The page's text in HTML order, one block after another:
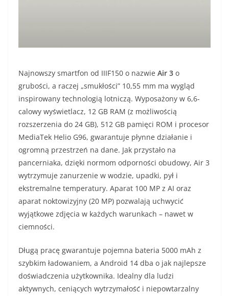
Najnowszy smartfon od IIIF150 o nazwie Air 3 o
grubości, a raczej „smukłości” 10,55 mm ma wygląd
inspirowany technologią lotniczą. Wyposażony w 6,6-
calowy wyświetlacz, 12 GB RAM (z możliwością
rozszerzenia do 24 GB), 512 GB pamięci ROM i procesor
MediaTek Helio G96, gwarantuje płynne działanie i
ogromną przestrzeń na dane. Jak przystało na
pancerniaka, dzięki normom odporności obudowy, Air 3
wytrzymuje zanurzenie w wodzie, upadki, pył i
ekstremalne temperatury. Aparat 100 MP z AI oraz
aparat noktowizyjny (20 MP) pozwalają uchwycić
wyjątkowe zdjęcia w każdych warunkach – nawet w
ciemności.
Długą pracę gwarantuje pojemna bateria 5000 mAh z
szybkim ładowaniem, a Android 14 dba o jak najlepsze
doświadczenia użytkownika. Idealny dla ludzi
aktywnych, ceniących wytrzymałość i niepowtarzalny